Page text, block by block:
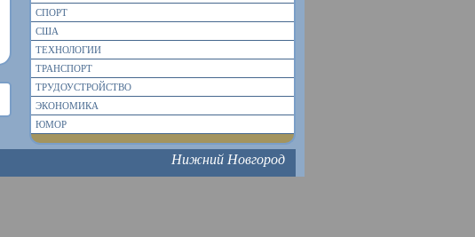
СПОРТ
США
ТЕХНОЛОГИИ
ТРАНСПОРТ
ТРУДОУСТРОЙСТВО
ЭКОНОМИКА
ЮМОР
Нижний Новгород